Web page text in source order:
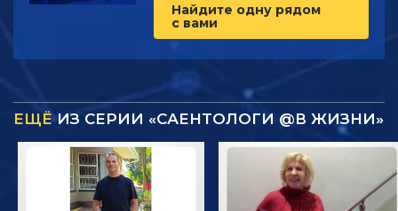
Найдите одну рядом
с вами
ЕЩЁИЗ СЕРИИ «САЕНТОЛОГИ @В ЖИЗНИ»